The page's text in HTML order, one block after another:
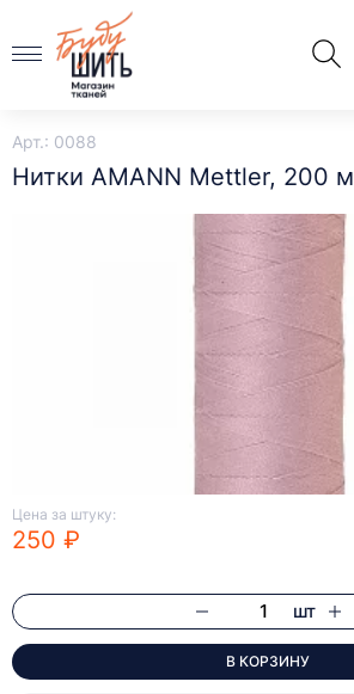
Арт.: 0088
Нитки AMANN Mettler, 200 м
Цена за штуку:
250 ₽
шт
В КОРЗИНУ